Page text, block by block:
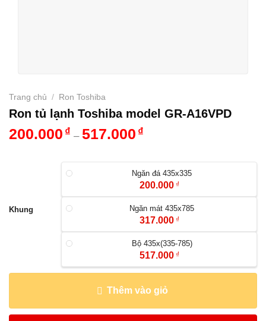
Trang chủ / Ron Toshiba
Ron tủ lạnh Toshiba model GR-A16VPD
200.000 ₫ – 517.000 ₫
Khung
Ngăn đá 435x335
200.000 ₫
Ngăn mát 435x785
317.000 ₫
Bộ 435x(335-785)
517.000 ₫
Thêm vào giỏ